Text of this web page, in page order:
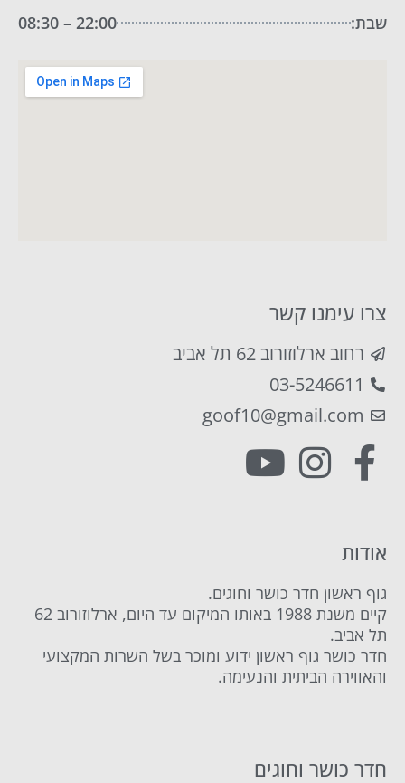
שבת:
22:00 – 08:30
צרו עימנו קשר
רחוב ארלוזורוב 62 תל אביב
03-5246611
goof10@gmail.com
אודות
גוף ראשון חדר כושר וחוגים.
קיים משנת 1988 באותו המיקום עד היום, ארלוזורוב 62
תל אביב.
חדר כושר גוף ראשון ידוע ומוכר בשל השרות המקצועי
והאווירה הביתית והנעימה.
חדר כושר וחוגים